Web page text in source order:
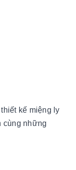
kế miệng ly
cùng những